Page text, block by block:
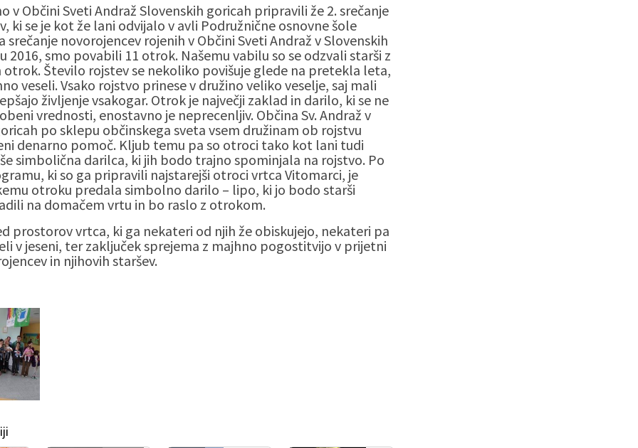
v Občini Sveti Andraž Slovenskih goricah pripravili že 2. srečanje
ki se je kot že lani odvijalo v avli Podružnične osnovne šole
srečanje novorojencev rojenih v Občini Sveti Andraž v Slovenskih
2016, smo povabili 11 otrok. Našemu vabilu so se odzvali starši z
Število rojstev se nekoliko povišuje glede na pretekla leta,
veseli. Vsako rojstvo prinese v družino veliko veselje, saj mali
življenje vsakogar. Otrok je največji zaklad in darilo, ki se ne
vrednosti, enostavno je neprecenljiv. Občina Sv. Andraž v
po sklepu občinskega sveta vsem družinam ob rojstvu
denarno pomoč. Kljub temu pa so otroci tako kot lani tudi
simbolična darilca, ki jih bodo trajno spominjala na rojstvo. Po
ki so ga pripravili najstarejši otroci vrtca Vitomarci, je
otroku predala simbolno darilo – lipo, ki jo bodo starši
na domačem vrtu in bo raslo z otrokom.
prostorov vrtca, ki ga nekateri od njih že obiskujejo, nekateri pa
v jeseni, ter zaključek sprejema z majhno pogostitvijo v prijetni
in njihovih staršev.